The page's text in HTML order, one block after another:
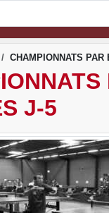
CHAMPIONNATS PAR
J-5
des cookies